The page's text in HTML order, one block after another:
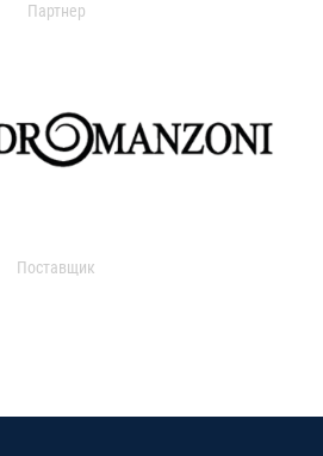
Партнер
Поставщик